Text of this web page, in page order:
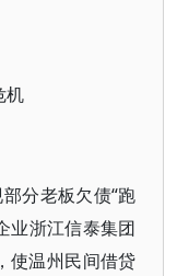
机
分老板欠债“跑
业浙江信泰集团
使温州民间借贷